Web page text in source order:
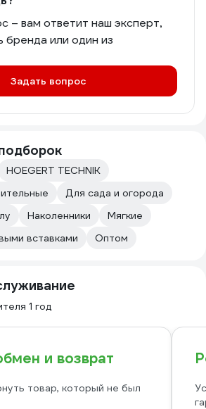
– вам ответит наш эксперт,
бренда или один из
Задать вопрос
HOEGERT TECHNIK
Для сада и огорода
Наколенники
Мягкие
вставками Оптом
1 год
и возврат
товар, который не был